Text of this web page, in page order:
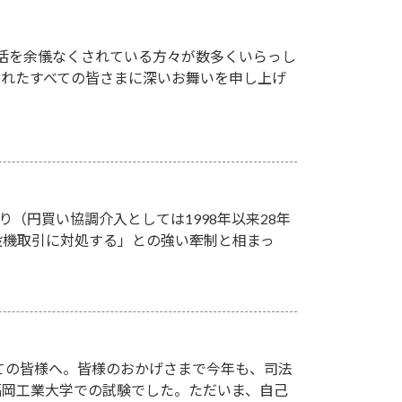
余儀なくされている方々が数多くいらっし
たすべての皆さまに深いお舞いを申し上げ
（円買い協調介入としては1998年以来28年
取引に対処する」との強い牽制と相まっ
皆様へ。皆様のおかげさまで今年も、司法
工業大学での試験でした。ただいま、自己